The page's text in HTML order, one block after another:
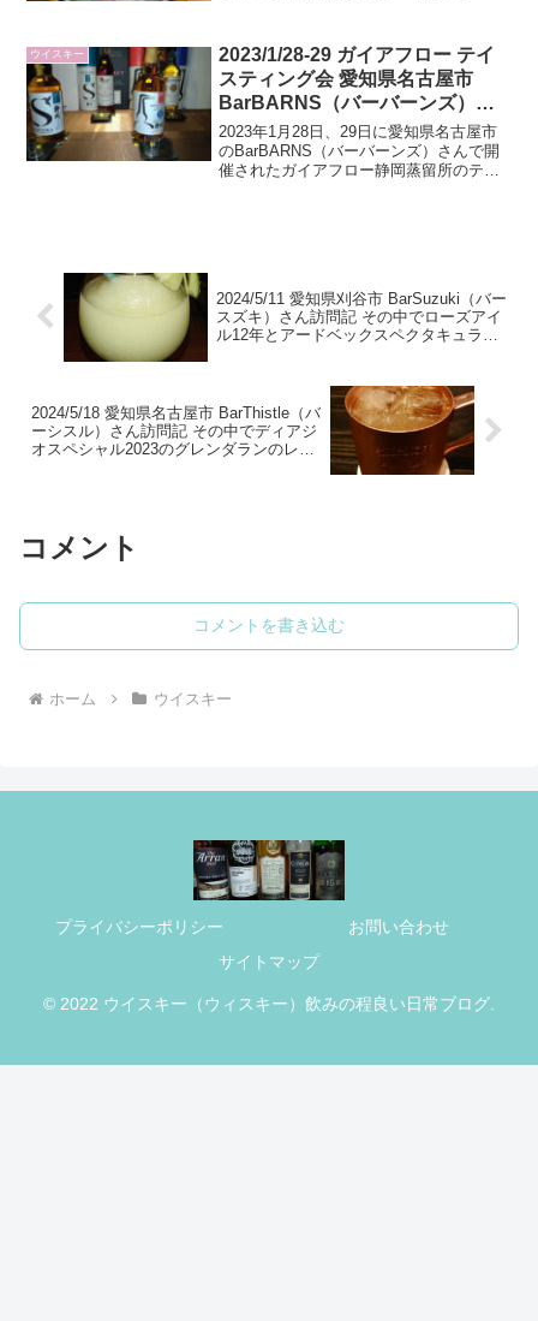
ウイスキー
2023/1/28-29 ガイアフロー テイ
スティング会 愛知県名古屋市
BarBARNS（バーバーンズ）さ
ん会場に参加してきました
2023年1月28日、29日に愛知県名古屋市
のBarBARNS（バーバーンズ）さんで開
催されたガイアフロー静岡蒸留所のテイ
2024/5/11 愛知県刈谷市 BarSuzuki（バー
スズキ）さん訪問記 その中でローズアイ
ル12年とアードベックスペクタキュラー
2024/5/18 愛知県名古屋市 BarThistle（バ
ーシスル）さん訪問記 その中でディアジ
オスペシャル2023のグレンダランのレビ
コメント
コメントを書き込む
ホーム ウイスキー
プライバシーポリシー
お問い合わせ
サイトマップ
© 2022 ウイスキー（ウィスキー）飲みの程良い日常ブログ.